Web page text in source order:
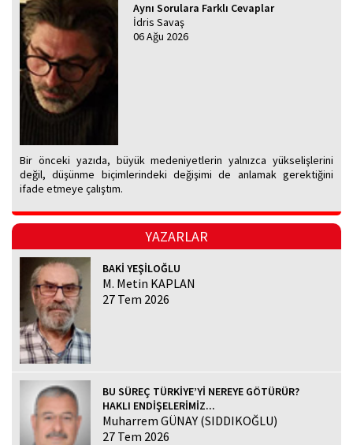
Aynı Sorulara Farklı Cevaplar
İdris Savaş
06 Ağu 2026
Bir önceki yazıda, büyük medeniyetlerin yalnızca yükselişlerini
değil, düşünme biçimlerindeki değişimi de anlamak gerektiğini
ifade etmeye çalıştım.
YAZARLAR
BAKİ YEŞİLOĞLU
M. Metin KAPLAN
27 Tem 2026
BU SÜREÇ TÜRKİYE’Yİ NEREYE GÖTÜRÜR?
HAKLI ENDİŞELERİMİZ...
Muharrem GÜNAY (SIDDIKOĞLU)
27 Tem 2026